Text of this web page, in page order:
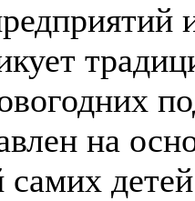
на
самих